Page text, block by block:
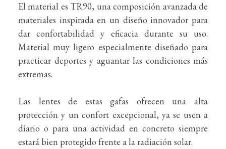
El material es TR90, una composición avanzada de
materiales inspirada en un diseño innovador para
dar confortabilidad y eficacia durante su uso.
Material muy ligero especialmente diseñado para
practicar deportes y aguantar las condiciones más
extremas.
Las lentes de estas gafas ofrecen una alta
protección y un confort excepcional, ya se usen a
diario o para una actividad en concreto siempre
estará bien protegido frente a la radiación solar.